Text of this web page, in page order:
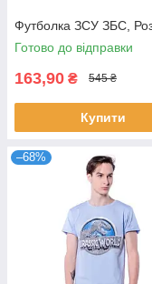
Футболка ЗСУ ЗБС,
Готово до відправки
163,90 ₴ 545 ₴
Купити
–68%